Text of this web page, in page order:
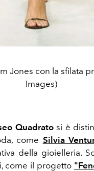
Jones con la sfilata
Images)
Quadratosi è
come Silvia
della gioielleria.
come il progetto